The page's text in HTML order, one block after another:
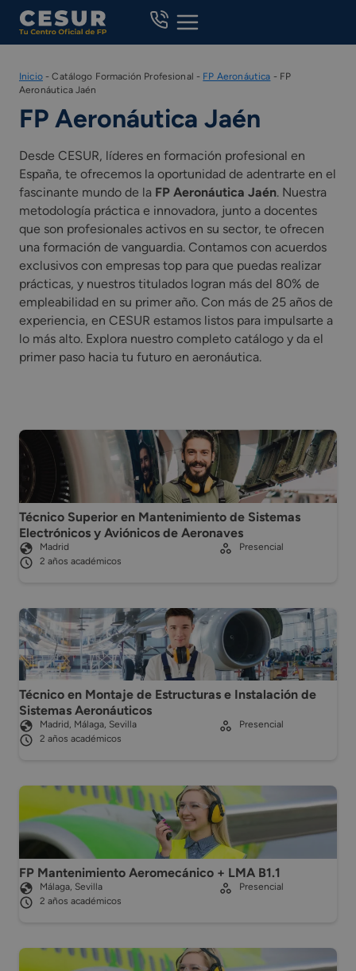
Skip
content
Inicio-Catálogo Formación Profesional - FP Aeronáutica - FP
Aeronáutica Jaén
FP Aeronáutica Jaén
Desde CESUR, líderes en formación profesional en
España, te ofrecemos la oportunidad de adentrarte en el
fascinante mundo de la FP Aeronáutica Jaén. Nuestra
metodología práctica e innovadora, junto a docentes
que son profesionales activos en su sector, te ofrecen
una formación de vanguardia. Contamos con acuerdos
exclusivos con empresas top para que puedas realizar
prácticas, y nuestros titulados logran más del 80% de
empleabilidad en su primer año. Con más de 25 años de
experiencia, en CESUR estamos listos para impulsarte a
lo más alto. Explora nuestro completo catálogo y da el
primer paso hacia tu futuro en aeronáutica.
Técnico Superior en Mantenimiento de Sistemas
Electrónicos y Aviónicos de Aeronaves
Madrid
2 años académicos
Presencial
Técnico en Montaje de Estructuras e Instalación de
Sistemas Aeronáuticos
Madrid, Málaga, Sevilla
2 años académicos
Presencial
FP Mantenimiento Aeromecánico + LMA B1.1
Málaga, Sevilla
2 años académicos
Presencial